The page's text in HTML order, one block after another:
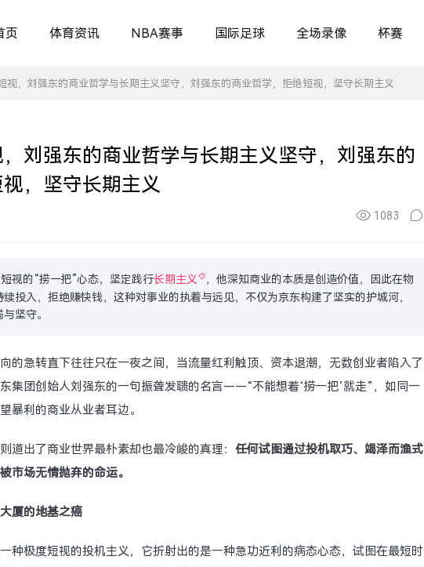
页 体育资讯 NBA赛事 国际足球 全场录像 杯赛
视，刘强东的商业哲学与长期主义坚守，刘强东的商业哲学，拒绝短视，坚守长期主义
刘强东的商业哲学与长期主义坚守，刘强东的
，坚守长期主义
1083
视的“捞一把”心态，坚定践行长期主义
，他深知商业的本质是创造价值，因此在物
投入，拒绝赚快钱，这种对事业的执着与远见，不仅为京东构建了坚实的护城河，
坚守。
的急转直下往往只在一夜之间，当流量红利触顶、资本退潮，无数创业者陷入了
集团创始人刘强东的一句振聋发聩的名言——“不能想着‘捞一把’就走”，如同一
暴利的商业从业者耳边。
道出了商业世界最朴素却也最冷峻的真理： 任何试图通过投机取巧、竭泽而渔式
市场无情抛弃的命运。
厦的地基之癌
种极度短视的投机主义，它折射出的是一种急功近利的病态心态，试图在最短时